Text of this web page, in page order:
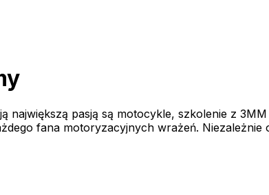
największą pasją są motocykle, szkolenie z
fana motoryzacyjnych wrażeń. Niezależnie